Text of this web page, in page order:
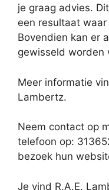
je graag advies.
een resultaat
Bovendien kan er
gewisseld worden
Meer informatie
Lambertz.
Neem contact op
telefoon op:
bezoek hun
Je vind R.A.E.